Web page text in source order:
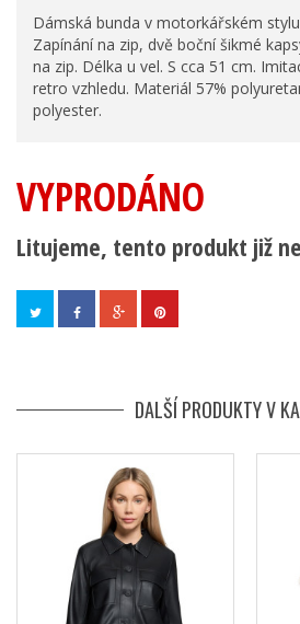
Dámská bunda v motorkářském
Zapínání na zip, dvě boční šikmé
na zip. Délka u vel. S cca 51 cm.
retro vzhledu. Materiál 57%
polyester.
VYPRODÁNO
Litujeme, tento produkt již
DALŠÍ PRODUKTY V